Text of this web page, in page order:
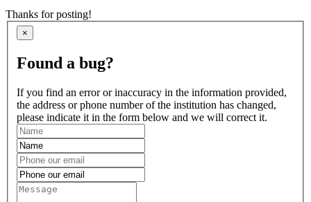
Thanks for posting!
×
Found a bug?
If you find an error or inaccuracy in the information provided,
the address or phone number of the institution has changed,
please indicate it in the form below and we will correct it.